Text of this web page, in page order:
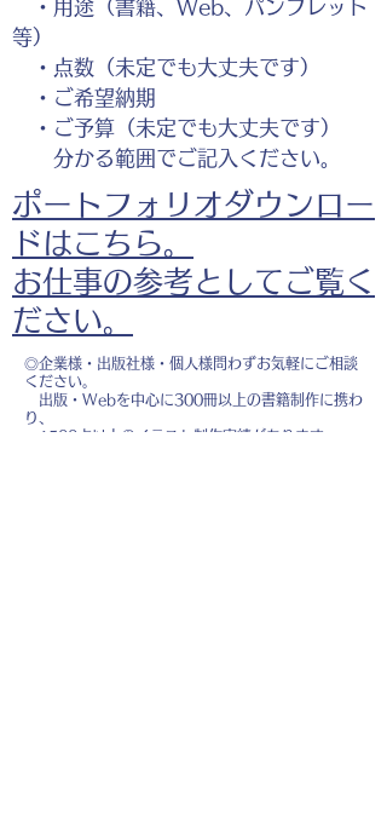
・用途（書籍、Web、パンフレット
等）
・点数（未定でも大丈夫です）
・ご希望納期
・ご予算（未定でも大丈夫です）
分かる範囲でご記入ください。
ポートフォリオダウンロー
ドはこちら。
お仕事の参考としてご覧く
ださい。
◎企業様・出版社様・個人様問わずお気軽にご相談
ください。
出版・Webを中心に300冊以上の書籍制作に携わ
り、
1500点以上のイラスト制作実績があります。